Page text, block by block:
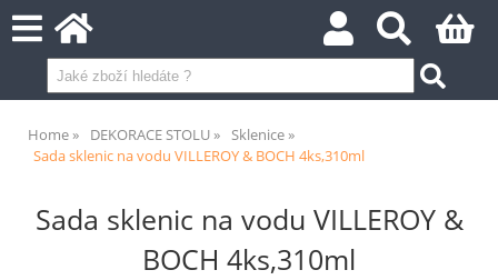
Home DEKORACE STOLU
Sklenice
Sada sklenic na vodu VILLEROY & BOCH 4ks,310ml
Sada sklenic na vodu VILLEROY &
BOCH 4ks,310ml